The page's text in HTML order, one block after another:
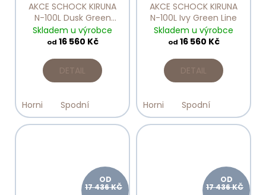
AKCE SCHOCK KIRUNA
N-100L Dusk Green
Line
Skladem u výrobce
od 16 560 Kč
DETAIL
Horni Spodní
AKCE SCHOCK KIRUNA
N-100L Ivy Green Line
Skladem u výrobce
od 16 560 Kč
DETAIL
Horni Spodní
OD
17 436 KČ
OD
17 436 KČ